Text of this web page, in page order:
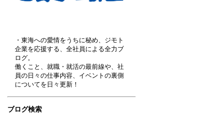
・東海への愛情をうちに秘め、ジモト
企業を応援する、全社員による全力ブ
ログ。
働くこと、就職・就活の最前線や、社
員の日々の仕事内容、イベントの裏側
についてを日々更新！
ブログ検索